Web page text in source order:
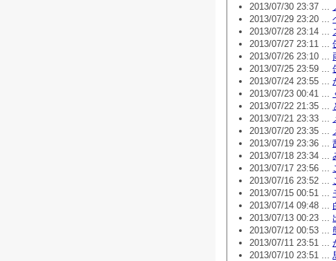
2013/07/30 23:37 ...
2013/07/29 23:20 ...
2013/07/28 23:14 ...
2013/07/27 23:11 ...
2013/07/26 23:10 ...
2013/07/25 23:59 ...
2013/07/24 23:55 ...
2013/07/23 00:41 ...
2013/07/22 21:35 ...
2013/07/21 23:33 ...
2013/07/20 23:35 ...
2013/07/19 23:36 ...
2013/07/18 23:34 ...
2013/07/17 23:56 ...
2013/07/16 23:52 ...
2013/07/15 00:51 ...
2013/07/14 09:48 ...
2013/07/13 00:23 ...
2013/07/12 00:53 ...
2013/07/11 23:51 ...
2013/07/10 23:51 ...